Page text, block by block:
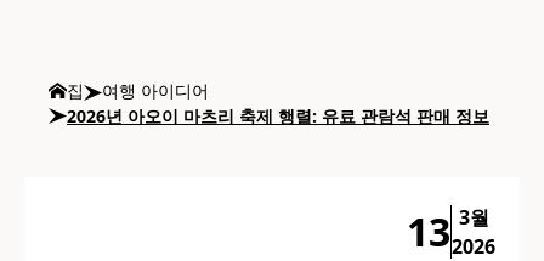
집
여행 아이디어
2026년 아오이 마츠리 축제 행렬: 유료 관람석 판매 정보
13 3월
2026